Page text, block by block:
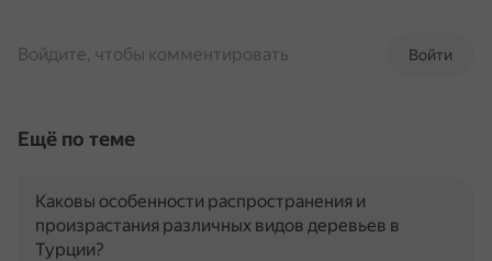
Войти
Войдите, чтобы комментировать
Ещё по теме
Каковы особенности распространения и
произрастания различных видов деревьев в
Турции?